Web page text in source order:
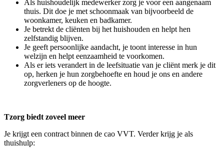
Als huishoudelijk medewerker zorg je voor een aangenaam
thuis. Dit doe je met schoonmaak van bijvoorbeeld de
woonkamer, keuken en badkamer.
Je betrekt de cliënten bij het huishouden en helpt hen
zelfstandig blijven.
Je geeft persoonlijke aandacht, je toont interesse in hun
welzijn en helpt eenzaamheid te voorkomen.
Als er iets verandert in de leefsituatie van je cliënt merk je dit
op, herken je hun zorgbehoefte en houd je ons en andere
zorgverleners op de hoogte.
Tzorg biedt zoveel meer
Je krijgt een contract binnen de cao VVT. Verder krijg je als
thuishulp: